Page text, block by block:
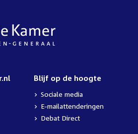
Blijf op de hoogte
Sociale media
E-mailattenderingen
Debat Direct